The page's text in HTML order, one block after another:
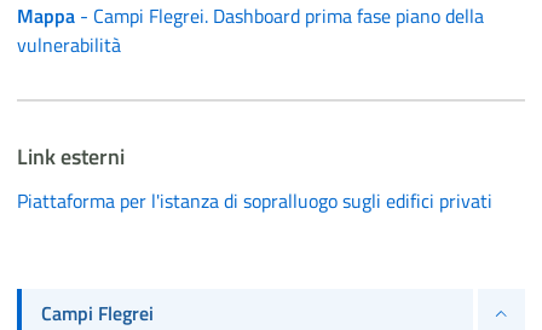
Mappa - Campi Flegrei. Dashboard prima fase piano della
vulnerabilità
Link esterni
Piattaforma per l'istanza di sopralluogo sugli edifici privati
Campi Flegrei